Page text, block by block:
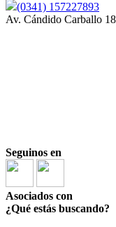
(0341) 157227893
Av. Cándido Carballo
Seguinos en
Asociados con
¿Qué estás buscando?